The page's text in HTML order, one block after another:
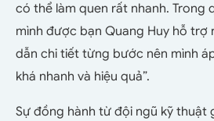
có thể làm quen rất nhanh. Trong
mình được bạn Quang Huy hỗ trợ
dẫn chi tiết từng bước nên mình
khá nhanh và hiệu quả”.
Sự đồng hành từ đội ngũ kỹ thuật